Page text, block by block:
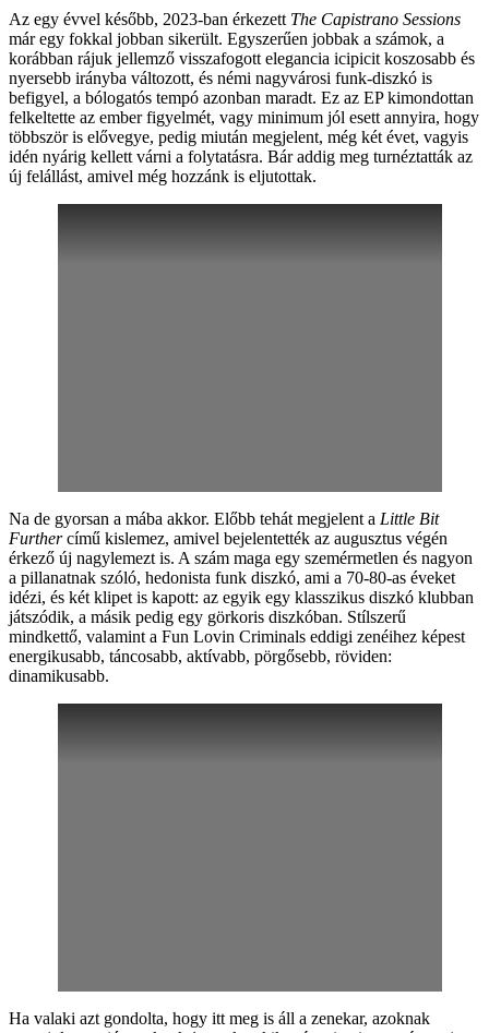
Az egy évvel később, 2023-ban érkezett The Capistrano Sessions
már egy fokkal jobban sikerült. Egyszerűen jobbak a számok, a
korábban rájuk jellemző visszafogott elegancia icipicit koszosabb és
nyersebb irányba változott, és némi nagyvárosi funk-diszkó is
befigyel, a bólogatós tempó azonban maradt. Ez az EP kimondottan
felkeltette az ember figyelmét, vagy minimum jól esett annyira, hogy
többször is elővegye, pedig miután megjelent, még két évet, vagyis
idén nyárig kellett várni a folytatásra. Bár addig meg turnéztatták az
új felállást, amivel még hozzánk is eljutottak.
Na de gyorsan a mába akkor. Előbb tehát megjelent a Little Bit
Furthercímű kislemez, amivel bejelentették az augusztus végén
érkező új nagylemezt is. A szám maga egy szemérmetlen és nagyon
a pillanatnak szóló, hedonista funk diszkó, ami a 70-80-as éveket
idézi, és két klipet is kapott: az egyik egy klasszikus diszkó klubban
játszódik, a másik pedig egy görkoris diszkóban. Stílszerű
mindkettő, valamint a Fun Lovin Criminals eddigi zenéihez képest
energikusabb, táncosabb, aktívabb, pörgősebb, röviden:
dinamikusabb.
Ha valaki azt gondolta, hogy itt meg is áll a zenekar, azoknak